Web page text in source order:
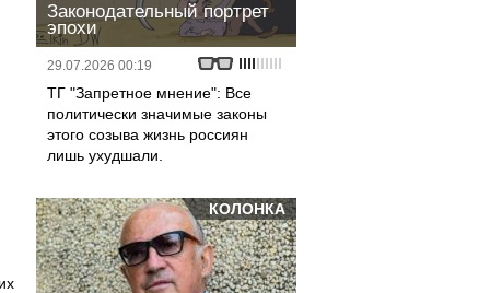
Законодательный портрет
эпохи
29.07.2026 00:19
ТГ "Запретное мнение": Все
политически значимые законы
этого созыва жизнь россиян
лишь ухудшали.
КОЛОНКА